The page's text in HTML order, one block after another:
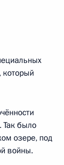
который
Так было
озере, под
войны.